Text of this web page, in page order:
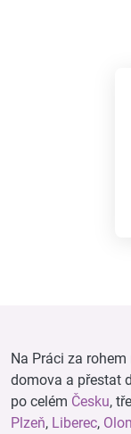
Na Práci za
domova a přestat
po celém Česku,
Plzeň, Liberec,